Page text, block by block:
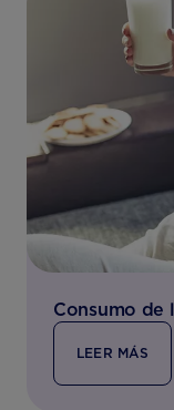
Consumo de
LEER MÁS